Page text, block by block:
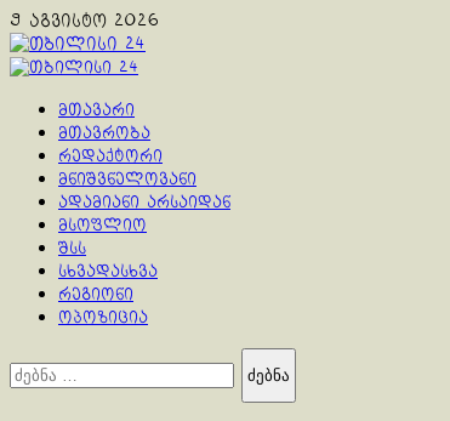
Skip
to
content
9 აგვისტო 2026
Primary
მთავარი
მთავრობა
რედაქტორი
მნიშვნელოვანი
ადამიანი არსაიდან
მსოფლიო
შსს
სხვადასხვა
რეგიონი
ოპოზიცია
ძებნა: